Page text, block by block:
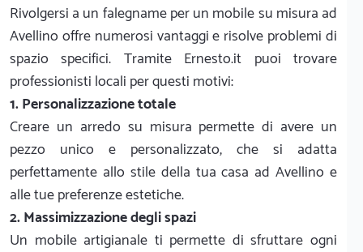
Rivolgersi a un falegname per un mobile su misura ad
Avellino offre numerosi vantaggi e risolve problemi di
spazio specifici. Tramite Ernesto.it puoi trovare
professionisti locali per questi motivi:
1. Personalizzazione totale
Creare un arredo su misura permette di avere un
pezzo unico e personalizzato, che si adatta
perfettamente allo stile della tua casa ad Avellino e
alle tue preferenze estetiche.
2. Massimizzazione degli spazi
Un mobile artigianale ti permette di sfruttare ogni